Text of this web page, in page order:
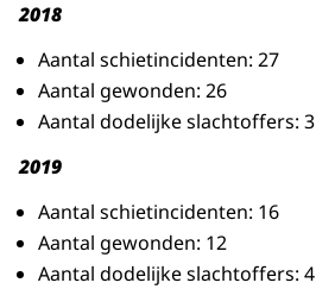
2018
Aantal schietincidenten: 27
Aantal gewonden: 26
Aantal dodelijke slachtoffers: 3
2019
Aantal schietincidenten: 16
Aantal gewonden: 12
Aantal dodelijke slachtoffers: 4